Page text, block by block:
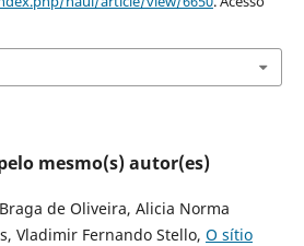
mesmo(s) autor(es)
de Oliveira, Alicia Norma
Vladimir Fernando Stello, O sítio